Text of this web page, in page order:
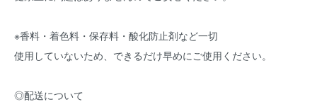
※香料・着色料・保存料・酸化防止剤など一切
使用していないため、できるだけ早めにご使用ください。
◎配送について